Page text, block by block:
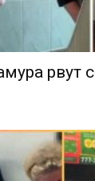
рвут